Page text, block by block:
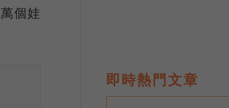
個娃
即時熱門文章